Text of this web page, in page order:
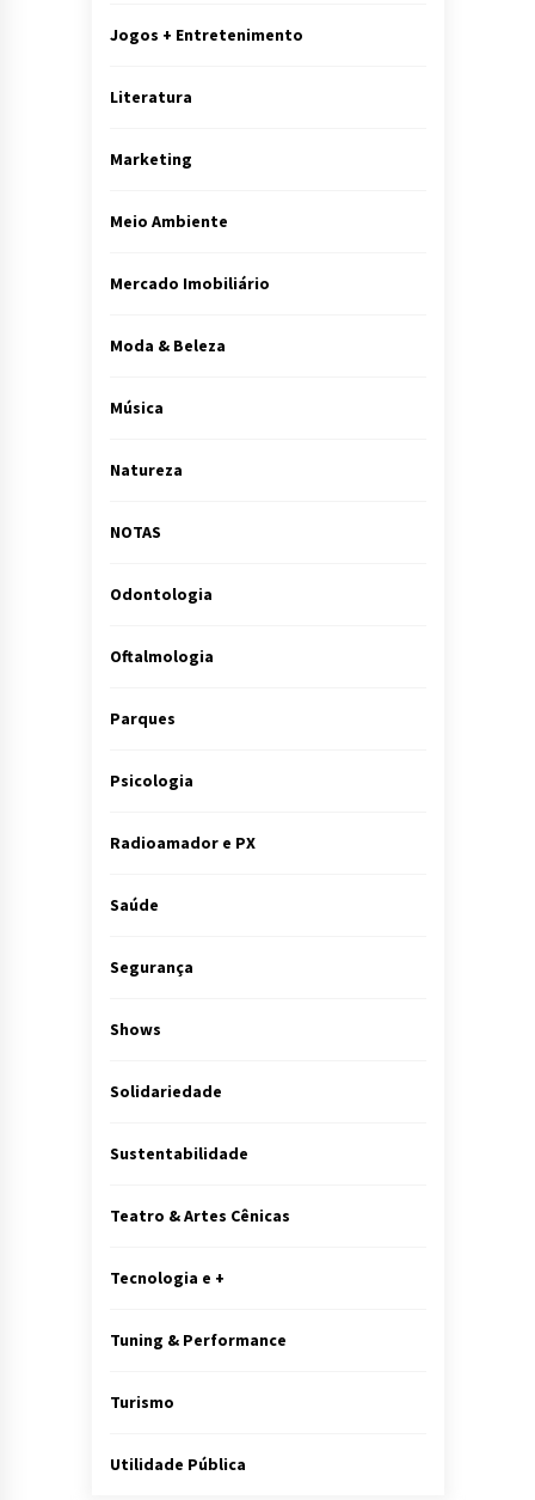
Jogos + Entretenimento
Literatura
Marketing
Meio Ambiente
Mercado Imobiliário
Moda & Beleza
Música
Natureza
NOTAS
Odontologia
Oftalmologia
Parques
Psicologia
Radioamador e PX
Saúde
Segurança
Shows
Solidariedade
Sustentabilidade
Teatro & Artes Cênicas
Tecnologia e +
Tuning & Performance
Turismo
Utilidade Pública